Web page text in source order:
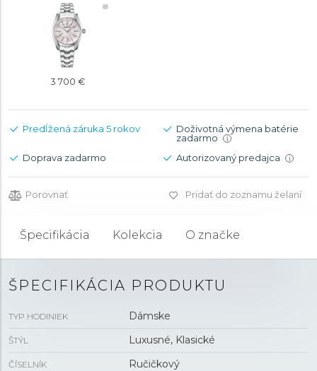
3 700 €
Predĺžená záruka 5 rokov
Doživotná výmena batérie
zadarmo
i
Doprava zadarmo Autorizovaný predajca i
Porovnať Pridať do zoznamu želaní
Špecifikácia Kolekcia O značke
ŠPECIFIKÁCIA PRODUKTU
TYP HODINIEK Dámske
ŠTÝL Luxusné, Klasické
ČÍSELNÍK Ručičkový